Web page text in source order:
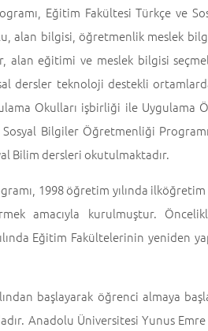
Eğitim Fakültesi Türkçe ve
alan bilgisi, öğretmenlik meslek
alan eğitimi ve meslek bilgisi
dersler teknoloji destekli
Okulları işbirliği ile Uygulama
Bilgiler Öğretmenliği
Bilim dersleri okutulmaktadır.
1998 öğretim yılında
amacıyla kurulmuştur.
Eğitim Fakültelerinin yeniden
başlayarak öğrenci almaya
Anadolu Üniversitesi Yunus